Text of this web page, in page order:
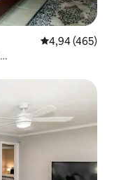
4,94 (465)